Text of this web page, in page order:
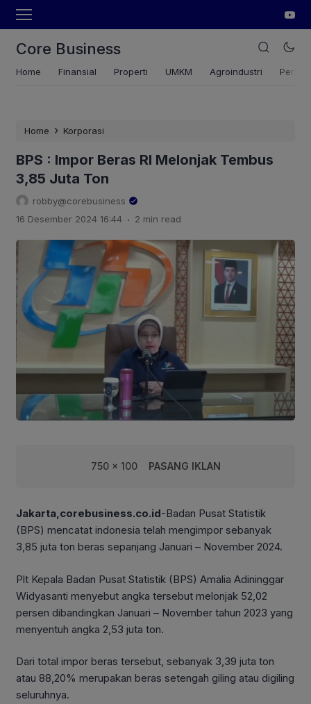
Core Business
Home Finansial Properti UMKM Agroindustri
Home › Korporasi
BPS : Impor Beras RI Melonjak Tembus
3,85 Juta Ton
robby@corebusiness
16 Desember 2024 16:44 . 2 min read
750 x 100 PASANG IKLAN
Jakarta,corebusiness.co.id-Badan Pusat Statistik
(BPS) mencatat indonesia telah mengimpor sebanyak
3,85 juta ton beras sepanjang Januari – November 2024.
Plt Kepala Badan Pusat Statistik (BPS) Amalia Adininggar
Widyasanti menyebut angka tersebut melonjak 52,02
persen dibandingkan Januari – November tahun 2023 yang
menyentuh angka 2,53 juta ton.
Dari total impor beras tersebut, sebanyak 3,39 juta ton
atau 88,20% merupakan beras setengah giling atau digiling
seluruhnya.